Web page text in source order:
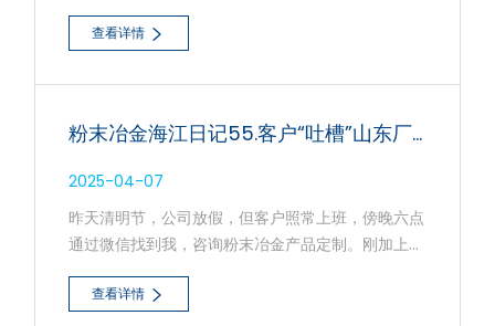
查看详情
粉末冶金海江日记55.客户“吐槽”山东厂交货慢，粉末冶金订单有望花落我司
2025-04-07
昨天清明节，公司放假，但客户照常上班，傍晚六点
通过微信找到我，咨询粉末冶金产品定制。刚加上好
来。为避免做无用功，节省双方时间，我让客户先给
查看详情